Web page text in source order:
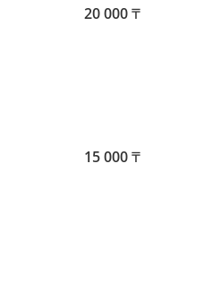
20 000₸
15 000₸